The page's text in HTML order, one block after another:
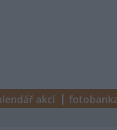
akcí